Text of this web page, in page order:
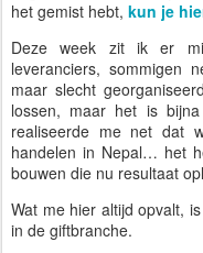
het gemist hebt, kun je
Deze week zit ik er
leveranciers, sommigen
maar slecht
lossen, maar het is
realiseerde me net dat
handelen in Nepal… het
bouwen die nu resultaat
Wat me hier altijd opvalt,
in de giftbranche.